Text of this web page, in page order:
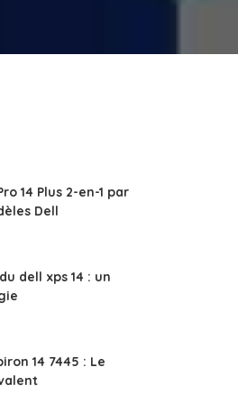
14 Plus 2-en-1 par
Dell
dell xps 14 : un
14 7445 : Le